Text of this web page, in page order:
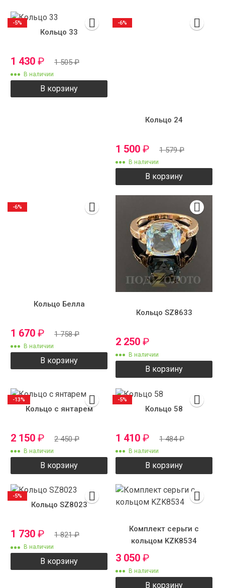
Кольцо 33
1 430 ₽ 1 505₽
В наличии
В корзину
-5%
Кольцо 24
1 500 ₽ 1 579₽
В наличии
В корзину
-6%
Кольцо Белла
1 670 ₽ 1 758₽
В наличии
В корзину
-6%
Кольцо SZ8633
2 250 ₽
В наличии
В корзину
Кольцо с янтарем
2 150 ₽ 2 450₽
В наличии
В корзину
-13%
Кольцо 58
1 410 ₽ 1 484₽
В наличии
В корзину
-5%
Кольцо SZ8023
1 730 ₽ 1 821₽
В наличии
В корзину
-5%
Комплект серьги с
кольцом KZK8534
3 050 ₽
В наличии
В корзину